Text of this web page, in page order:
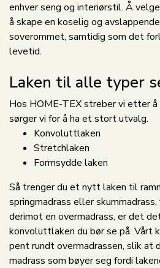
enhver seng og interiørstil. Å
å skape en koselig og
soverommet, samtidig som det
levetid.
Laken til alle typer
Hos HOME-TEX streber vi etter
sørger vi for å ha et stort utvalg.
Konvoluttlaken
Stretchlaken
Formsydde laken
Så trenger du et nytt laken til
springmadrass eller
derimot en overmadrass, er det
konvoluttlaken du bør se på. Vårt
pent rundt overmadrassen, slik at
madrass som bøyer seg fordi